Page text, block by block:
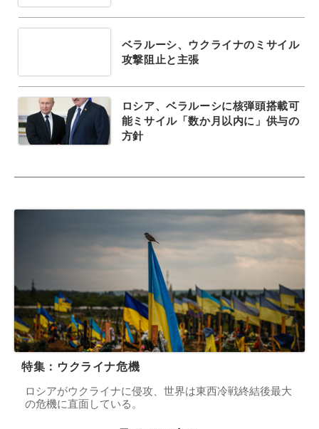
ベラルーシ、ウクライナのミサイル
攻撃阻止と主張
ロシア、ベラルーシに核弾頭搭載可
能ミサイル「数か月以内に」供与の
方針
特集：ウクライナ危機
ロシアがウクライナに侵攻、世界は東西冷戦終結後最大
の危機に直面している。